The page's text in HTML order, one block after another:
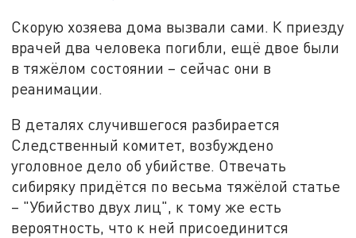
Скорую хозяева дома вызвали сами. К приезду
врачей два человека погибли, ещё двое были
в тяжёлом состоянии – сейчас они в
реанимации.
В деталях случившегося разбирается
Следственный комитет, возбуждено
уголовное дело об убийстве. Отвечать
сибиряку придётся по весьма тяжёлой статье
– "Убийство двух лиц", к тому же есть
вероятность, что к ней присоединится